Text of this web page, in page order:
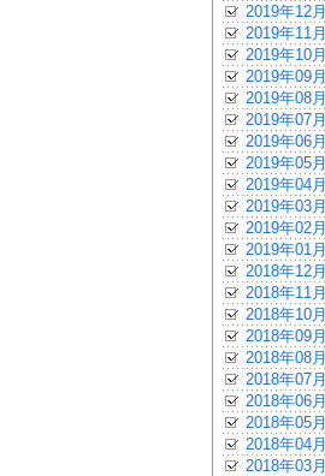
2019年12月
2019年11月
2019年10月
2019年09月
2019年08月
2019年07月
2019年06月
2019年05月
2019年04月
2019年03月
2019年02月
2019年01月
2018年12月
2018年11月
2018年10月
2018年09月
2018年08月
2018年07月
2018年06月
2018年05月
2018年04月
2018年03月